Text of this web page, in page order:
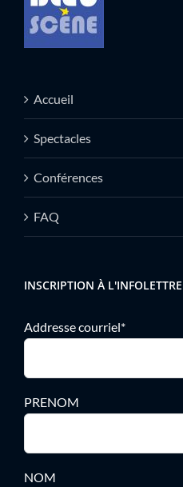
Accueil
Spectacles
Conférences
FAQ
INSCRIPTION À L'INFOLETTRE
Addresse courriel*
PRENOM
NOM